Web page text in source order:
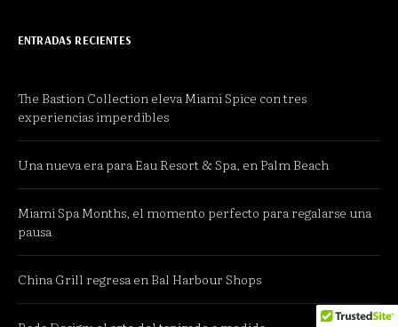
ENTRADAS RECIENTES
The Bastion Collection eleva Miami Spice con tres
experiencias imperdibles
Una nueva era para Eau Resort & Spa, en Palm Beach
Miami Spa Months, el momento perfecto para regalarse una
pausa
China Grill regresa en Bal Harbour Shops